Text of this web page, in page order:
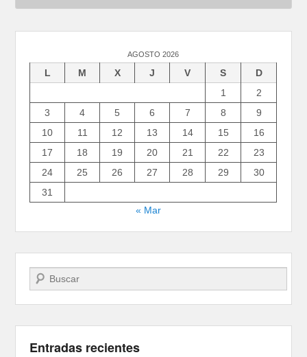
AGOSTO 2026
L M X J V S
D
1
2
3
4 5 6 7 8
9
10
11 12 13 14 15
16
17
18 19 20 21 22
23
24
25 26 27 28 29
30
31
« Mar
Buscar
Entradas recientes